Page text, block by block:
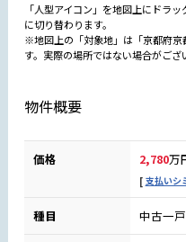
「人型アイコン」を地図上にドラ
に切り替わります。
※地図上の「対象地」は「京都府京
す。実際の場所ではない場合がござ
物件概要
価格 2,780万
支払いシ
種目 中古一